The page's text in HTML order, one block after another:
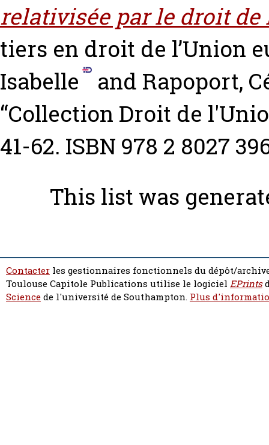
relativisée par le droit de
tiers en droit de l’Union
Isabelle
and Rapoport,
“Collection Droit de
41-62. ISBN 978 2 8027
This list was
Contacter les gestionnaires fonctionnels du dépôt/
Toulouse Capitole Publications utilise le logiciel EPrints
Sciencede l'université de Southampton. Plus